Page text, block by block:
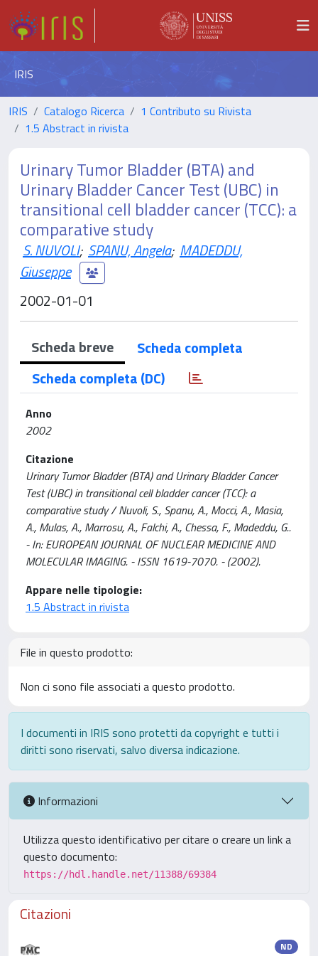
IRIS
IRIS Catalogo Ricerca
1 Contributo su Rivista
1.5 Abstract in rivista
Urinary Tumor Bladder (BTA) and
Urinary Bladder Cancer Test (UBC) in
transitional cell bladder cancer (TCC): a
comparative study
S. NUVOLI; SPANU, Angela; MADEDDU,
Giuseppe
2002-01-01
Scheda breve
Scheda completa
Scheda completa (DC)
Anno
2002
Citazione
Urinary Tumor Bladder (BTA) and Urinary Bladder Cancer
Test (UBC) in transitional cell bladder cancer (TCC): a
comparative study / Nuvoli, S., Spanu, A., Mocci, A., Masia,
A., Mulas, A., Marrosu, A., Falchi, A., Chessa, F., Madeddu, G..
- In: EUROPEAN JOURNAL OF NUCLEAR MEDICINE AND
MOLECULAR IMAGING. - ISSN 1619-7070. - (2002).
Appare nelle tipologie:
1.5 Abstract in rivista
File in questo prodotto:
Non ci sono file associati a questo prodotto.
I documenti in IRIS sono protetti da copyright e tutti i
diritti sono riservati, salvo diversa indicazione.
Informazioni
Utilizza questo identificativo per citare o creare un link a
questo documento:
https://hdl.handle.net/11388/69384
Citazioni
ND